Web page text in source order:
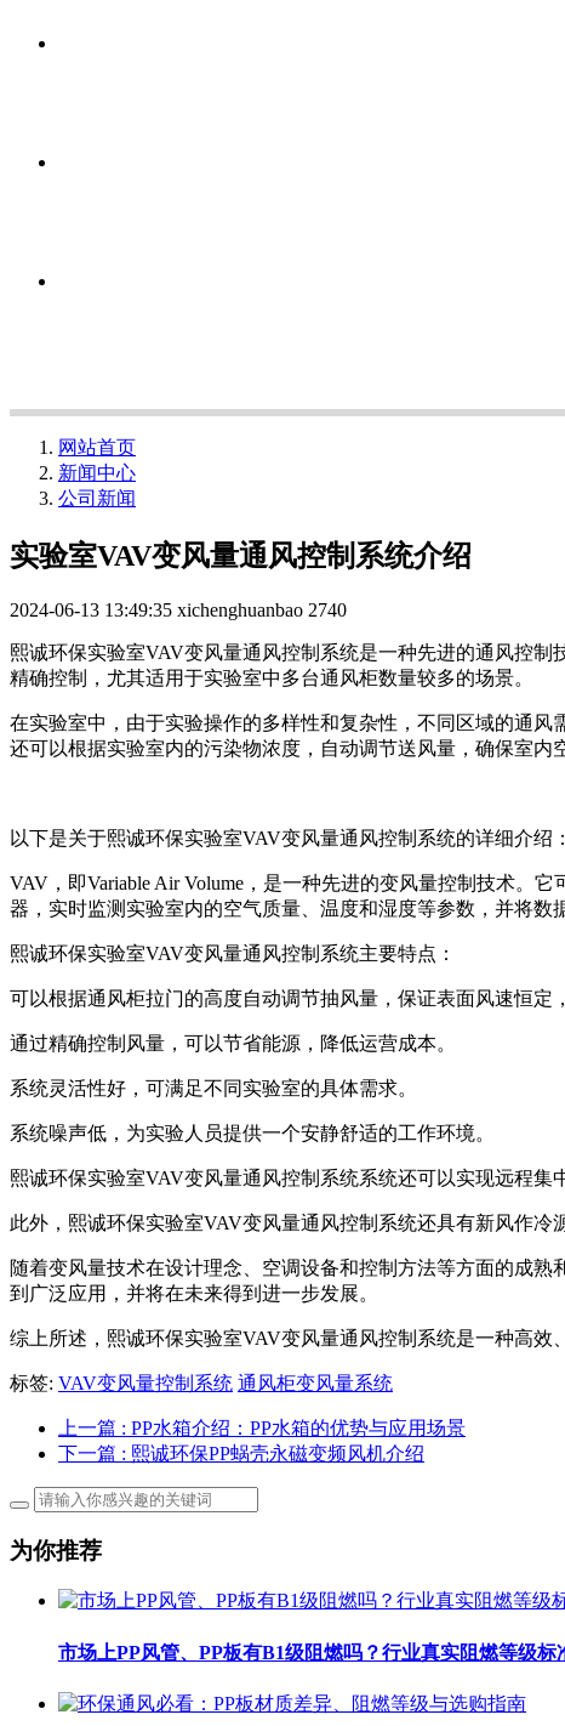
网站首页
新闻中心
公司新闻
实验室VAV变风量通风控制系统介绍
2024-06-13 13:49:35 xichenghuanbao 2740
熙诚环保实验室VAV变风量通风控制系统是一种先进的通风控
精确控制，尤其适用于实验室中多台通风柜数量较多的场景。
在实验室中，由于实验操作的多样性和复杂性，不同区域的通
还可以根据实验室内的污染物浓度，自动调节送风量，确保室内
以下是关于熙诚环保实验室VAV变风量通风控制系统的详细介绍：
VAV，即Variable Air Volume，是一种先进的变风量控制技术。
器，实时监测实验室内的空气质量、温度和湿度等参数，并将
熙诚环保实验室VAV变风量通风控制系统主要特点：
可以根据通风柜拉门的高度自动调节抽风量，保证表面风速恒定
通过精确控制风量，可以节省能源，降低运营成本。
系统灵活性好，可满足不同实验室的具体需求。
系统噪声低，为实验人员提供一个安静舒适的工作环境。
熙诚环保实验室VAV变风量通风控制系统系统还可以实现远程集
此外，熙诚环保实验室VAV变风量通风控制系统还具有新风作
随着变风量技术在设计理念、空调设备和控制方法等方面的成
到广泛应用，并将在未来得到进一步发展。
综上所述，熙诚环保实验室VAV变风量通风控制系统是一种高
标签: VAV变风量控制系统 通风柜变风量系统
上一篇 : PP水箱介绍：PP水箱的优势与应用场景
下一篇 : 熙诚环保PP蜗壳永磁变频风机介绍
为你推荐
市场上PP风管、PP板有B1级阻燃吗？行业真实阻燃等级标